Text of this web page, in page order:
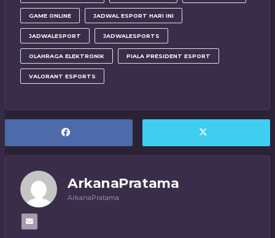
GAME ONLINE JADWAL ESPORT HARI INI
JADWALESPORT JADWALESPORTS
OLAHRAGA ELEKTRONIK PIALA PRESIDENT ESPORT
VALORANT ESPORTS
ArkanaPratama
ArkanaPratama